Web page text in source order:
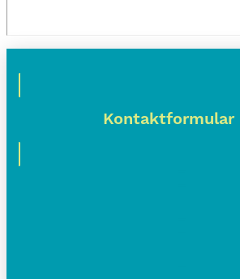
Kontaktformular